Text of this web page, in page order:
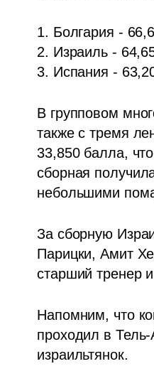
1. Болгария -
2. Израиль -
3. Испания -
В групповом
также с тремя
33,850 балла,
сборная
небольшими
За сборную
Парицки, Амит
старший тренер
Напомним, что
проходил в
израильтянок.